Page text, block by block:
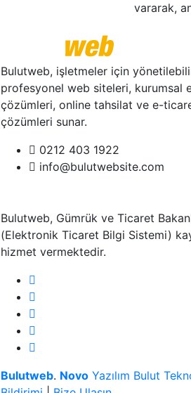
vararak,
Bulutweb, işletmeler için
profesyonel web siteleri, kurumsal
çözümleri, online tahsilat ve e-
çözümleri sunar.
0212 403 1922
info@bulutwebsite.com
Bulutweb, Gümrük ve Ticaret
(Elektronik Ticaret Bilgi Sistemi)
hizmet vermektedir.
Bulutweb. Novo Yazılım Bulut